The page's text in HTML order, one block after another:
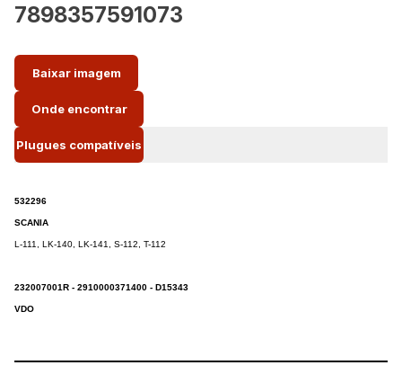
7898357591073
Baixar imagem
Onde encontrar
Plugues compatíveis
532296
SCANIA
L-111, LK-140, LK-141, S-112, T-112
232007001R - 2910000371400 - D15343
VDO